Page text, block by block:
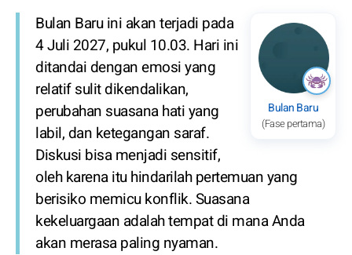
Bulan Baru
(Fase pertama)
Bulan Baru ini akan terjadi pada
4 Juli 2027, pukul 10.03. Hari ini
ditandai dengan emosi yang
relatif sulit dikendalikan,
perubahan suasana hati yang
labil, dan ketegangan saraf.
Diskusi bisa menjadi sensitif,
oleh karena itu hindarilah pertemuan yang
berisiko memicu konflik. Suasana
kekeluargaan adalah tempat di mana Anda
akan merasa paling nyaman.